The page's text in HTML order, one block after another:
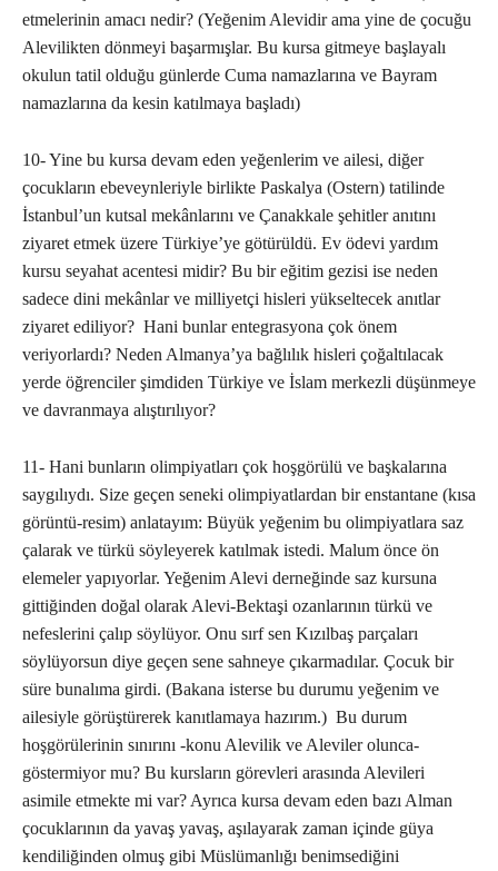
etmelerinin amacı nedir? (Yeğenim Alevidir ama yine de çocuğu
Alevilikten dönmeyi başarmışlar. Bu kursa gitmeye başlayalı
okulun tatil olduğu günlerde Cuma namazlarına ve Bayram
namazlarına da kesin katılmaya başladı)
10- Yine bu kursa devam eden yeğenlerim ve ailesi, diğer
çocukların ebeveynleriyle birlikte Paskalya (Ostern) tatilinde
İstanbul’un kutsal mekânlarını ve Çanakkale şehitler anıtını
ziyaret etmek üzere Türkiye’ye götürüldü. Ev ödevi yardım
kursu seyahat acentesi midir? Bu bir eğitim gezisi ise neden
sadece dini mekânlar ve milliyetçi hisleri yükseltecek anıtlar
ziyaret ediliyor? Hani bunlar entegrasyona çok önem
veriyorlardı? Neden Almanya’ya bağlılık hisleri çoğaltılacak
yerde öğrenciler şimdiden Türkiye ve İslam merkezli düşünmeye
ve davranmaya alıştırılıyor?
11- Hani bunların olimpiyatları çok hoşgörülü ve başkalarına
saygılıydı. Size geçen seneki olimpiyatlardan bir enstantane (kısa
görüntü-resim) anlatayım: Büyük yeğenim bu olimpiyatlara saz
çalarak ve türkü söyleyerek katılmak istedi. Malum önce ön
elemeler yapıyorlar. Yeğenim Alevi derneğinde saz kursuna
gittiğinden doğal olarak Alevi-Bektaşi ozanlarının türkü ve
nefeslerini çalıp söylüyor. Onu sırf sen Kızılbaş parçaları
söylüyorsun diye geçen sene sahneye çıkarmadılar. Çocuk bir
süre bunalıma girdi. (Bakana isterse bu durumu yeğenim ve
ailesiyle görüştürerek kanıtlamaya hazırım.) Bu durum
hoşgörülerinin sınırını -konu Alevilik ve Aleviler olunca-
göstermiyor mu? Bu kursların görevleri arasında Alevileri
asimile etmekte mi var? Ayrıca kursa devam eden bazı Alman
çocuklarının da yavaş yavaş, aşılayarak zaman içinde güya
kendiliğinden olmuş gibi Müslümanlığı benimsediğini